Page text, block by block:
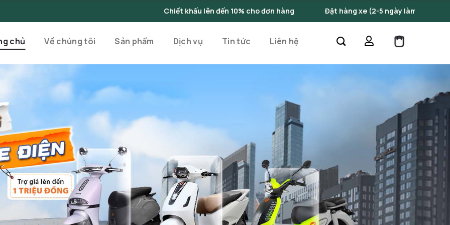
Chiết khấu lên đến 10% cho đơn hàng Đặt hàng xe (2-5 ngày làm việc) Những mẫu xe
chủ Về chúng tôi Sản phẩm Dịch vụ Tin tức Liên hệ